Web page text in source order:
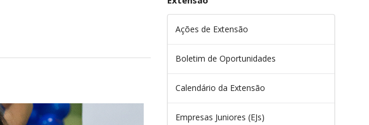
Ações de Extensão
Boletim de Oportunidades
Calendário da Extensão
Empresas Juniores (EJs)